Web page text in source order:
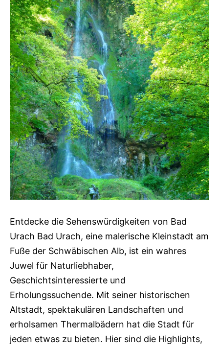
Entdecke die Sehenswürdigkeiten von Bad
Urach Bad Urach, eine malerische Kleinstadt am
Fuße der Schwäbischen Alb, ist ein wahres
Juwel für Naturliebhaber,
Geschichtsinteressierte und
Erholungssuchende. Mit seiner historischen
Altstadt, spektakulären Landschaften und
erholsamen Thermalbädern hat die Stadt für
jeden etwas zu bieten. Hier sind die Highlights,